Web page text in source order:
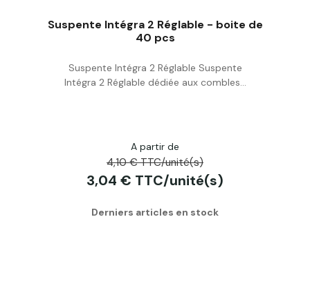
Acheter
Suspente Intégra 2 Réglable - boite de
40 pcs
Suspente Intégra 2 Réglable Suspente
Intégra 2 Réglable dédiée aux combles...
A partir de
4,10 € TTC/unité(s)
3,04 € TTC/unité(s)
Derniers articles en stock